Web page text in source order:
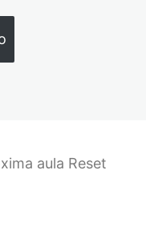
aula Reset